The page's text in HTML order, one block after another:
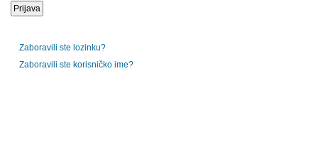
Zaboravili ste lozinku?
Zaboravili ste korisničko ime?